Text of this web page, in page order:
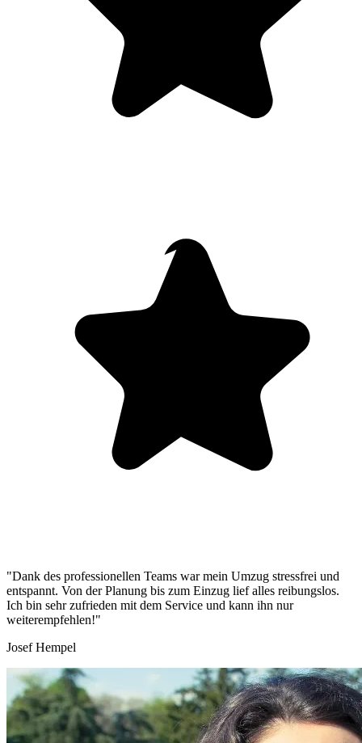
"Dank des professionellen Teams war mein Umzug stressfrei und
entspannt. Von der Planung bis zum Einzug lief alles reibungslos.
Ich bin sehr zufrieden mit dem Service und kann ihn nur
weiterempfehlen!"
Josef Hempel